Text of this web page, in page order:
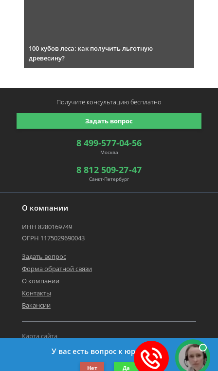
100 кубов леса: как получить льготную
древесину?
О компании
ИНН 8280169749
ОГРН 1175029690043
Задать вопрос
Форма обратной связи
О компании
Контакты
Вакансии
©2019-2026 Все права защищены.
Карта сайта
Политика персональных данных
8 499-577-04-56
Москва
8 812 509-27-47
Санкт-Петербург
Задать вопрос
Получите консультациюбесплатно
У вас есть вопрос к юристу?
Нет Да